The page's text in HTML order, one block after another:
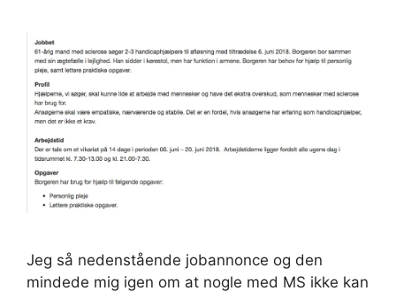
Jeg så nedenstående jobannonce og den
mindede mig igen om at nogle med MS ikke kan